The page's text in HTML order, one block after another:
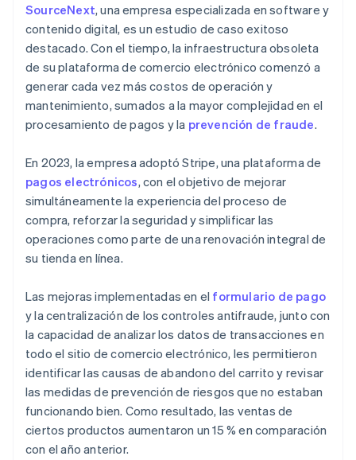
SourceNext, una empresa especializada en software y
contenido digital, es un estudio de caso exitoso
destacado. Con el tiempo, la infraestructura obsoleta
de su plataforma de comercio electrónico comenzó a
generar cada vez más costos de operación y
mantenimiento, sumados a la mayor complejidad en el
procesamiento de pagos y la prevención de fraude.
En 2023, la empresa adoptó Stripe, una plataforma de
pagos electrónicos, con el objetivo de mejorar
simultáneamente la experiencia del proceso de
compra, reforzar la seguridad y simplificar las
operaciones como parte de una renovación integral de
su tienda en línea.
Las mejoras implementadas en el formulario de pago
y la centralización de los controles antifraude, junto con
la capacidad de analizar los datos de transacciones en
todo el sitio de comercio electrónico, les permitieron
identificar las causas de abandono del carrito y revisar
las medidas de prevención de riesgos que no estaban
funcionando bien. Como resultado, las ventas de
ciertos productos aumentaron un 15 % en comparación
con el año anterior.